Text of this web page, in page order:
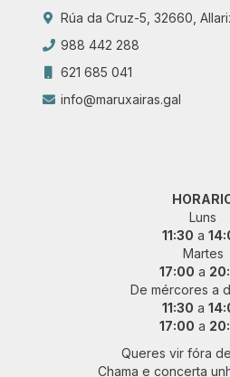
Rúa da Cruz-5, 32660,
988 442 288
621 685 041
info@maruxairas.gal
Luns
11:30 a
Martes
17:00 a
De mércores a
11:30 a
17:00 a
Queres vir fóra
Chama e concerta